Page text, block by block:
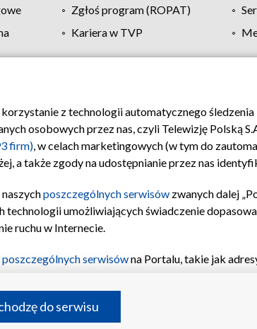
Zgłoś program (ROPAT)
Kariera w TVP
prywatności Moje zgody Pomoc
z technologii automatycznego
osobowych przez nas, czyli Telewizję Polską
firm), w celach marketingowych (w tym do
a także zgody na udostępnianie przez nas
poszczególnych serwisów zwanych dalej
umożliwiających świadczenie
ruchu w Internecie.
poszczególnych serwisówna Portalu, takie jak
informacji na urządzeniu lub dostęp do
spersonalizowanych treści, wyboru
do serwisu